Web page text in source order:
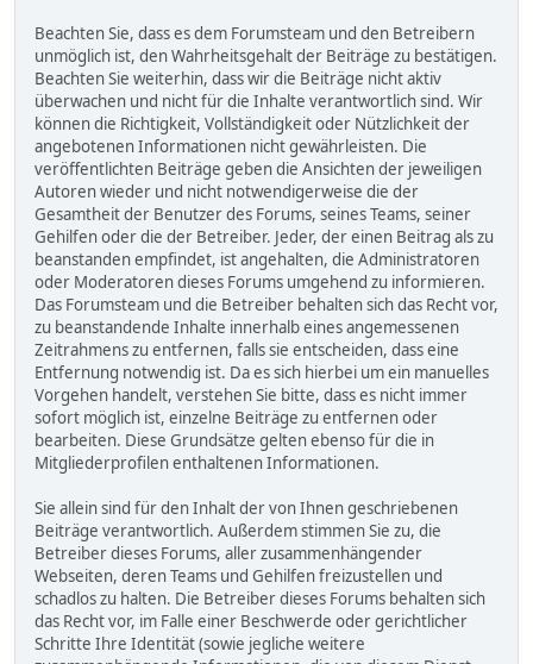
Beachten Sie, dass es dem Forumsteam und den Betreibern
unmöglich ist, den Wahrheitsgehalt der Beiträge zu bestätigen.
Beachten Sie weiterhin, dass wir die Beiträge nicht aktiv
überwachen und nicht für die Inhalte verantwortlich sind. Wir
können die Richtigkeit, Vollständigkeit oder Nützlichkeit der
angebotenen Informationen nicht gewährleisten. Die
veröffentlichten Beiträge geben die Ansichten der jeweiligen
Autoren wieder und nicht notwendigerweise die der
Gesamtheit der Benutzer des Forums, seines Teams, seiner
Gehilfen oder die der Betreiber. Jeder, der einen Beitrag als zu
beanstanden empfindet, ist angehalten, die Administratoren
oder Moderatoren dieses Forums umgehend zu informieren.
Das Forumsteam und die Betreiber behalten sich das Recht vor,
zu beanstandende Inhalte innerhalb eines angemessenen
Zeitrahmens zu entfernen, falls sie entscheiden, dass eine
Entfernung notwendig ist. Da es sich hierbei um ein manuelles
Vorgehen handelt, verstehen Sie bitte, dass es nicht immer
sofort möglich ist, einzelne Beiträge zu entfernen oder
bearbeiten. Diese Grundsätze gelten ebenso für die in
Mitgliederprofilen enthaltenen Informationen.
Sie allein sind für den Inhalt der von Ihnen geschriebenen
Beiträge verantwortlich. Außerdem stimmen Sie zu, die
Betreiber dieses Forums, aller zusammenhängender
Webseiten, deren Teams und Gehilfen freizustellen und
schadlos zu halten. Die Betreiber dieses Forums behalten sich
das Recht vor, im Falle einer Beschwerde oder gerichtlicher
Schritte Ihre Identität (sowie jegliche weitere